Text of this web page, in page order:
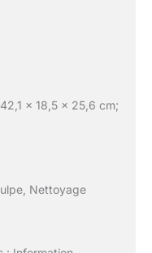
x 18,5 x 25,6 cm;
Nettoyage